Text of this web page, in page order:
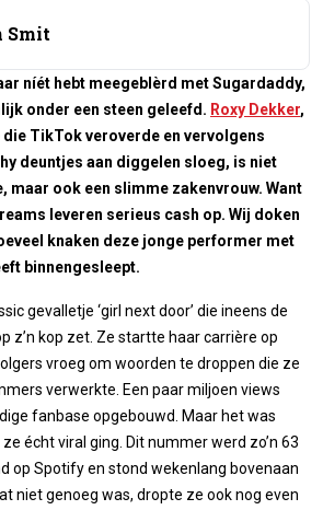
Smit
níét hebt meegeblèrd met Sugardaddy,
onder een steen geleefd. Roxy Dekker,
TikTok veroverde en vervolgens
deuntjes aan diggelen sloeg, is niet
maar ook een slimme zakenvrouw. Want
leveren serieus cash op. Wij doken
knaken deze jonge performer met
binnengesleept.
gevalletje ‘girl next door’ die ineens de
z’n kop zet. Ze startte haar carrière op
vroeg om woorden te droppen die ze
verwerkte. Een paar miljoen views
fanbase opgebouwd. Maar het was
écht viral ging. Dit nummer werd zo’n 63
op Spotify en stond wekenlang bovenaan
niet genoeg was, dropte ze ook nog even